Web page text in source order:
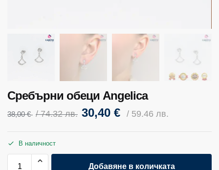
Сребърни обеци Angelica
38,00€ / 74.32 лв. 30,40 € / 59.46 лв.
В наличност
Добавяне в количката